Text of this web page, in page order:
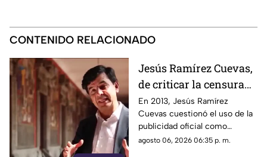
CONTENIDO RELACIONADO
Jesús Ramírez Cuevas,
de criticar la censura
por publicidad oficial a
ser señalado por
estrategia de control
informativo
En 2013, Jesús Ramírez
Cuevas cuestionó el uso de la
publicidad oficial como
herramienta para presionar a
agosto 06, 2026 06:35 p. m.